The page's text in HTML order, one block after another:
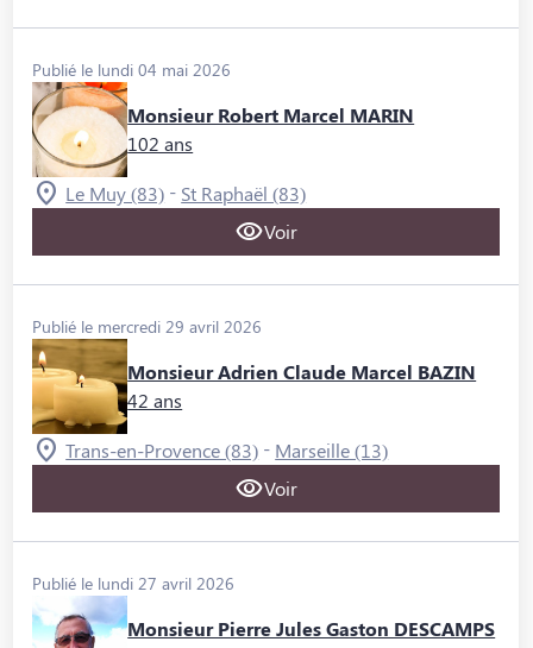
Publié le lundi 04 mai 2026
Monsieur Robert Marcel MARIN
102 ans
Le Muy (83) - St Raphaël (83)
Voir
Publié le mercredi 29 avril 2026
Monsieur Adrien Claude Marcel BAZIN
42 ans
Trans-en-Provence (83) - Marseille (13)
Voir
Publié le lundi 27 avril 2026
Monsieur Pierre Jules Gaston DESCAMPS